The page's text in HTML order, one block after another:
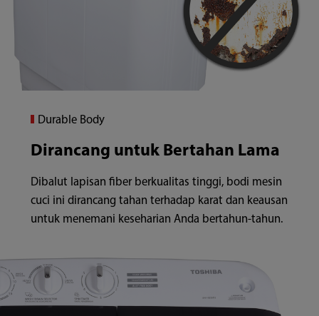
Durable Body
Dirancang untuk Bertahan Lama
Dibalut lapisan fiber berkualitas tinggi, bodi mesin
cuci ini dirancang tahan terhadap karat dan keausan
untuk menemani keseharian Anda bertahun-tahun.